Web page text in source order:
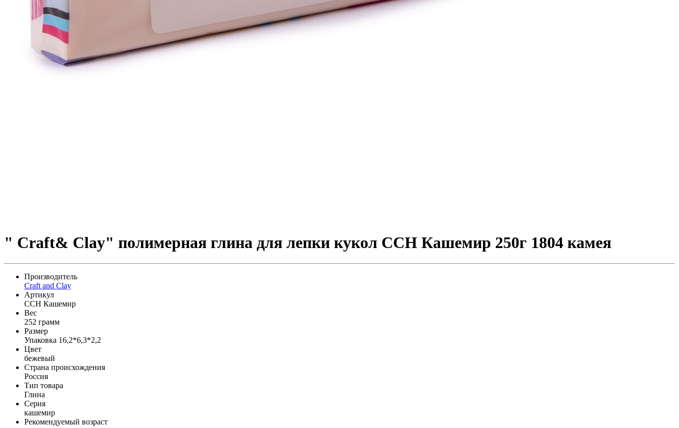
" Craft& Clay" полимерная глина для лепки кукол CCH Кашемир 250г 1804 камея
Производитель
Craft and Clay
Артикул
CCH Кашемир
Вес
252 грамм
Размер
Упаковка 16,2*6,3*2,2
Цвет
бежевый
Страна происхождения
Россия
Тип товара
Глина
Серия
кашемир
Рекомендуемый возраст